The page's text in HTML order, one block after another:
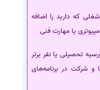
که دارید را اضافه
یا مهارت فنی
تحصیلی یا نفر برتر
و شرکت در برنامه‌های